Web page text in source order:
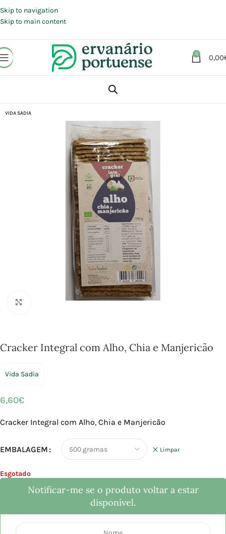
Skip to navigation
Skip to main content
0 0,00
Alimentação
VIDA SADIA
Click to enlarge
Cracker Integral com Alho, Chia e Manjericão
Vida Sadia
6,60€
Cracker Integral com Alho, Chia e Manjericão
EMBALAGEM Limpar
Esgotado
Notificar-me se o produto voltar a estar
disponível.